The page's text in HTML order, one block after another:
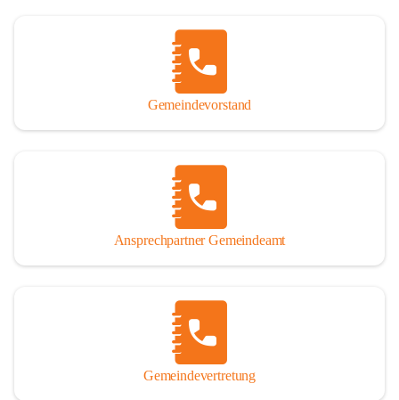
Gemeindevorstand
Ansprechpartner Gemeindeamt
Gemeindevertretung